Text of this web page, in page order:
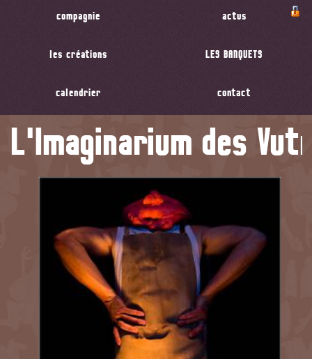
compagnie actus
les créations LES BANQUETS
calendrier contact
L'Imaginarium des